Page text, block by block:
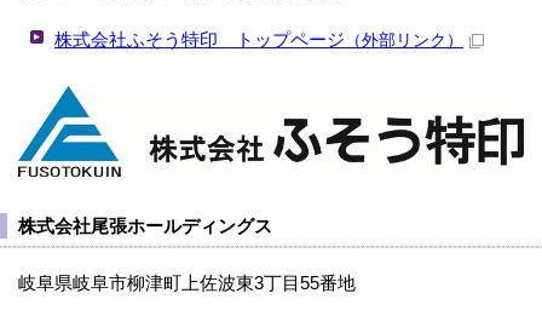
株式会社ふそう特印 トップページ （外部リンク）
株式会社尾張ホールディングス
岐阜県岐阜市柳津町上佐波東3丁目55番地